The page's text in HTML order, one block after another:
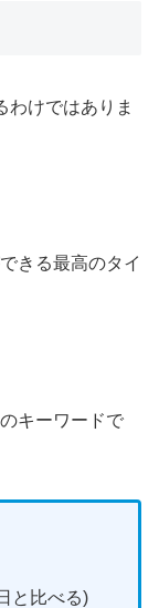
わけではありま
きる最高のタイ
キーワードで
と比べる)